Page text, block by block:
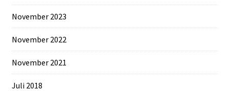
November 2023
November 2022
November 2021
Juli 2018